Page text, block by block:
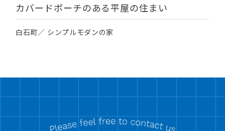
カバードポーチのある平屋の住まい
白石町／ シンプルモダンの家